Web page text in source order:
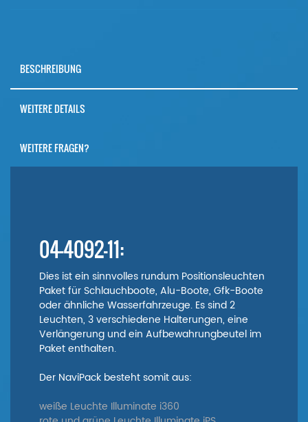
BESCHREIBUNG
WEITERE DETAILS
WEITERE FRAGEN?
04-4092-11:
Dies ist ein sinnvolles rundum Positionsleuchten
Paket für Schlauchboote, Alu-Boote, Gfk-Boote
oder ähnliche Wasserfahrzeuge. Es sind 2
Leuchten, 3 verschiedene Halterungen, eine
Verlängerung und ein Aufbewahrungbeutel im
Paket enthalten.
Der NaviPack besteht somit aus:
weiße Leuchte Illuminate i360